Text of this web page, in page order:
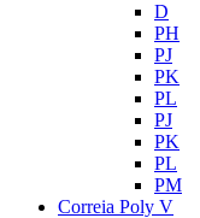
D
PH
PJ
PK
PL
PJ
PK
PL
PM
Correia Poly V